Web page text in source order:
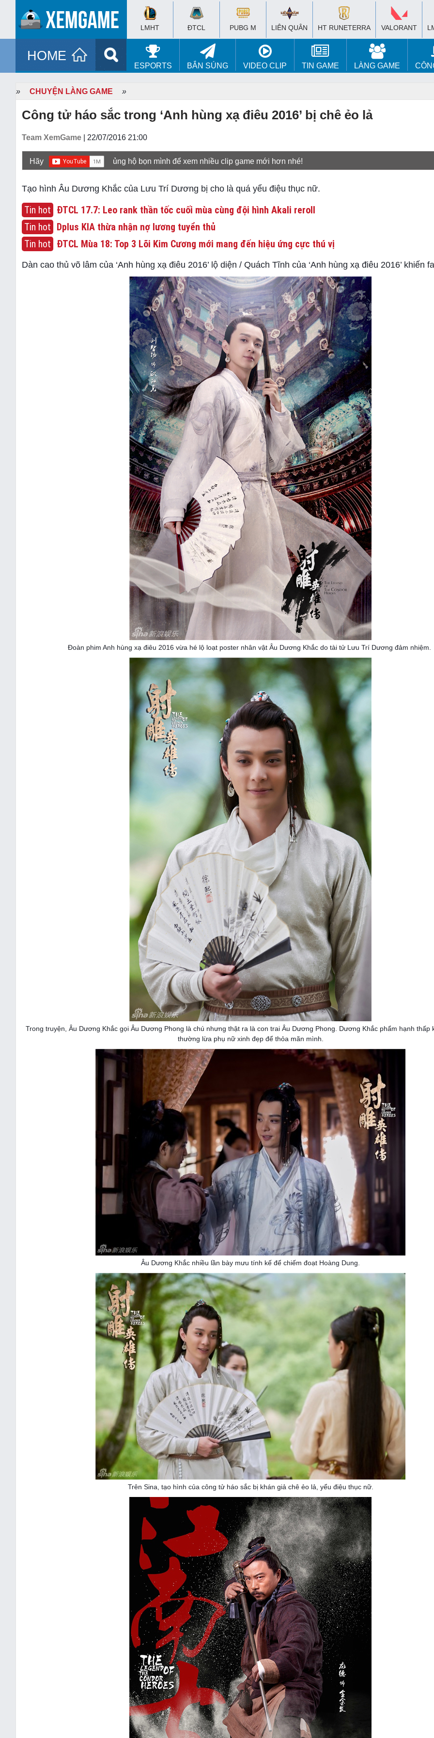
LMHT ĐTCL PUBG M LIÊN QUÂN HT RUNETERRA VALORANT
HOME
ESPORTS BẮN SÚNG VIDEO CLIP TIN GAME LÀNG GAME
» CHUYỆN LÀNG GAME »
Công tử háo sắc trong ‘Anh hùng xạ điêu 2016’ bị chê ẻo lả
Team XemGame | 22/07/2016 21:00
Hãy ủng hộ bọn mình để xem nhiều clip game mới hơn nhé!
Tạo hình Âu Dương Khắc của Lưu Trí Dương bị cho là quá yểu điệu thục nữ.
Tin hot ĐTCL 17.7: Leo rank thần tốc cuối mùa cùng đội hình Akali reroll
Tin hot Dplus KIA thừa nhận nợ lương tuyển thủ
Tin hot ĐTCL Mùa 18: Top 3 Lõi Kim Cương mới mang đến hiệu ứng cực thú vị
Dàn cao thủ võ lâm của ‘Anh hùng xạ điêu 2016’ lộ diện / Quách Tĩnh của ‘Anh hùng xạ điêu 2016’ khiến
Đoàn phim Anh hùng xạ điêu 2016 vừa hé lộ loạt poster nhân vật Âu Dương Khắc do tài tử Lưu Trí Dương đảm nhiệm.
Trong truyện, Âu Dương Khắc gọi Âu Dương Phong là chú nhưng thật ra là con trai Âu Dương Phong. Dương Khắc phẩm hạnh thấp
thường lừa phụ nữ xinh đẹp để thỏa mãn mình.
Âu Dương Khắc nhiều lần bày mưu tính kế để chiếm đoạt Hoàng Dung.
Trên Sina, tạo hình của công tử háo sắc bị khán giả chê ẻo lả, yểu điệu thục nữ.